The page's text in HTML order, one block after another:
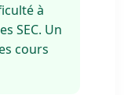
à
SEC. Un
cours